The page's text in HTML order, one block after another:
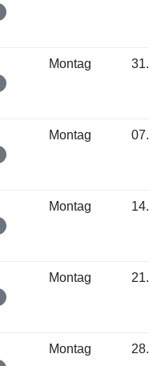
Montag
Montag
Montag
Montag
Montag